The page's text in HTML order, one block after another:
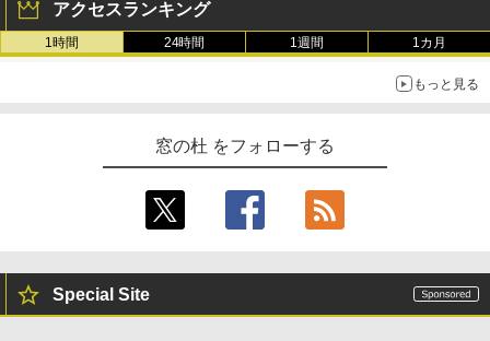
ードウェア・市販ソフトウェアのパーフ
ェクトリストと最新エミュレータ紹介
￥31,980
New Amazon Kindle Scribe Colorsoft |
整、色調調節ライト、プレミアムペン付
き、グラファイト
￥115,980
アクセスランキング
1時間 24時間 1週間 1カ月
もっと見る
窓の杜 をフォローする
Special Site